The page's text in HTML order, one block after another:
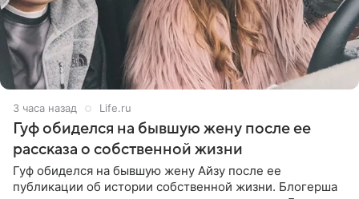
3 часа назад Life.ru
Гуф обиделся на бывшую жену после ее
рассказа о собственной жизни
Гуф обиделся на бывшую жену Айзу после ее
публикации об истории собственной жизни. Блогерша